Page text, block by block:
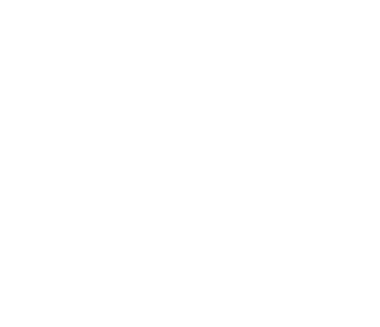
вулиця Келецька, 78в,
APOLLO NEXT 027
вулиця Київський шлях,